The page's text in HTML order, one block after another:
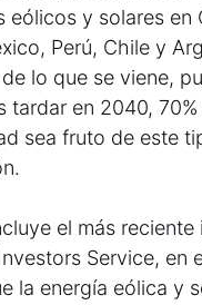
eólicos y solares en
Perú, Chile y
lo que se viene,
tardar en 2040,
sea fruto de este
el más reciente
Service, en
la energía eólica y